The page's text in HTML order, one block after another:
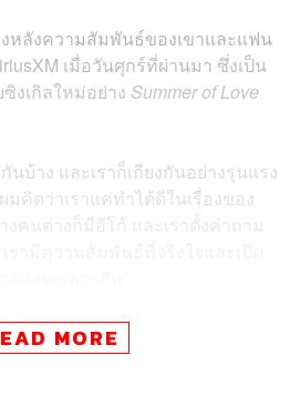
งหลังความสัมพันธ์ของเขาและแฟน
เมื่อวันศุกร์ที่ผ่านมา ซึ่งเป็น
งเกิลใหม่อย่าง Summer of Love
นบ้าง และเราก็เถียงกันอย่างรุนแรง
มคิดว่าเราแค่ทำได้ดีในเรื่องของ
งคนต่างก็มีอีโก้ และเราตั้งคำถาม
ตัวในฐานะคนรักตั้งแต่ปี 2019 และ
ปีไปหมาดๆ ซึ่งความรักของทั้งสอง
MORE